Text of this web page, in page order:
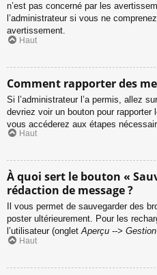
n’est pas concerné par les
l’administrateur si vous ne
avertissement.
Haut
Comment rapporter des
Si l’administrateur l’a permis, allez
devriez voir un bouton pour rapporter
vous accéderez aux étapes
Haut
À quoi sert le bouton «
rédaction de message ?
Il vous permet de sauvegarder des
poster ultérieurement. Pour les
l’utilisateur (ongletAperçu -->
Haut